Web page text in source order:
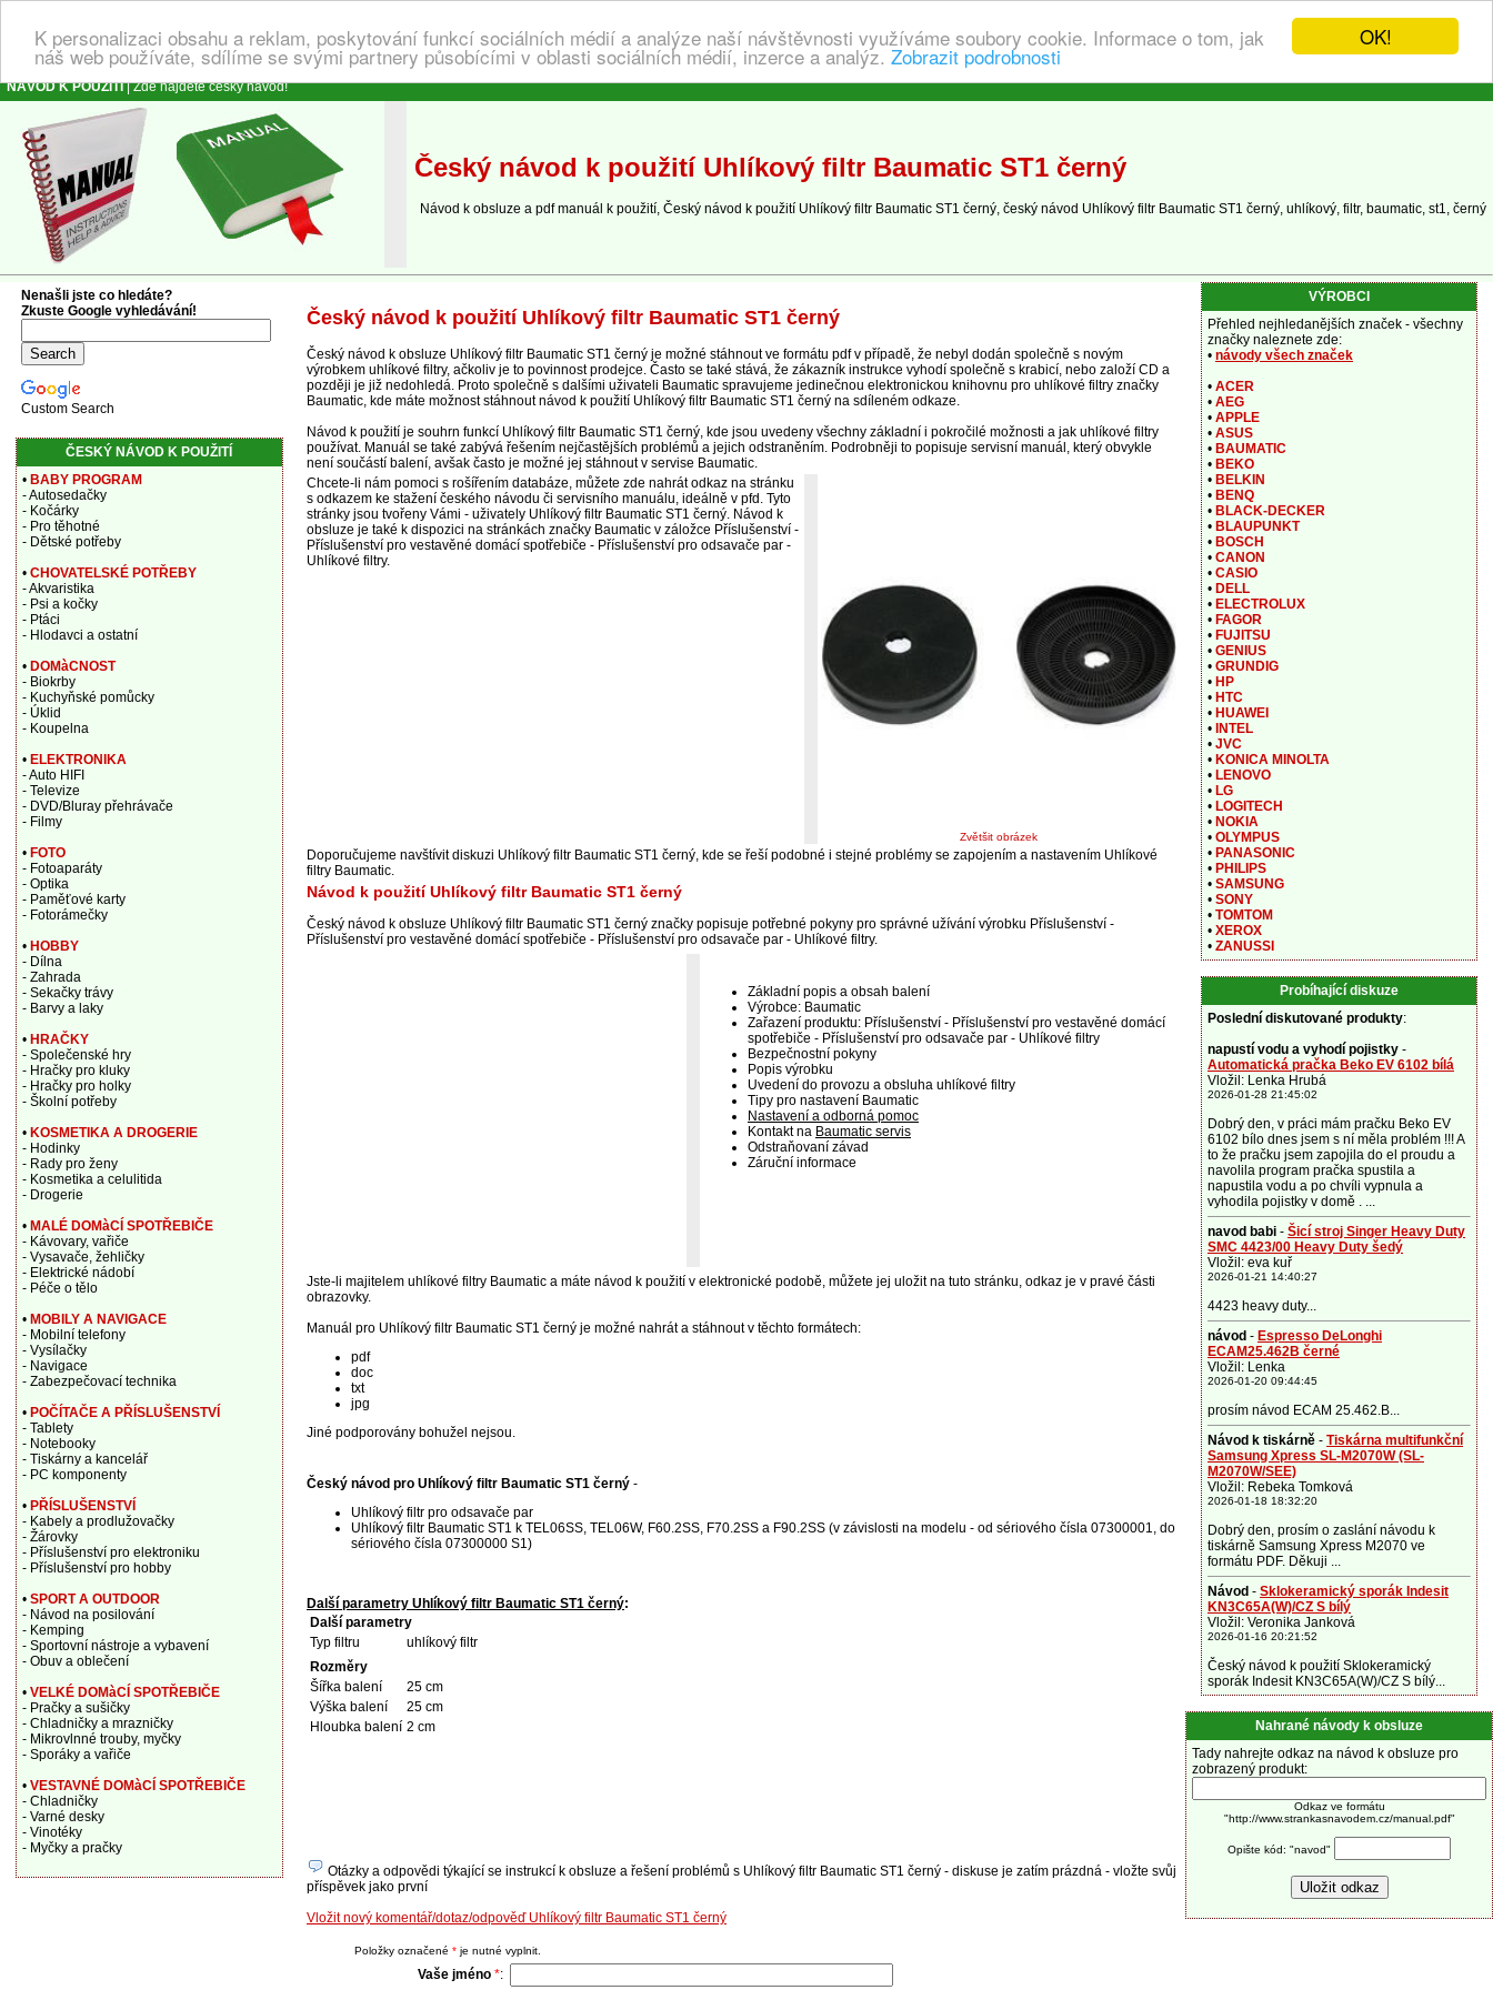
OK!
K personalizaci obsahu a reklam, poskytování funkcí sociálních médií a analýze naší návštěvnosti využíváme soubory cookie. Informace o tom, jak
náš web používáte, sdílíme se svými partnery působícími v oblasti sociálních médií, inzerce a analýz. Zobrazit podrobnosti
NÁVOD K POUŽITÍ| Zde najdete český návod!
Český návod k použití Uhlíkový filtr Baumatic ST1 černý
Návod k obsluze a pdf manuál k použití, Český návod k použití Uhlíkový filtr Baumatic ST1 černý, český návod Uhlíkový filtr Baumatic ST1 černý, uhlíkový, filtr, baumatic, st1, černý
Český návod k použití Uhlíkový filtr Baumatic ST1 černý
Český návod k obsluze Uhlíkový filtr Baumatic ST1 černý je možné stáhnout ve formátu pdf v případě, že nebyl dodán společně s novým
výrobkem uhlíkové filtry, ačkoliv je to povinnost prodejce. Často se také stává, že zákazník instrukce vyhodí společně s krabicí, nebo založí CD a
později je již nedohledá. Proto společně s dalšími uživateli Baumatic spravujeme jedinečnou elektronickou knihovnu pro uhlíkové filtry značky
Baumatic, kde máte možnost stáhnout návod k použití Uhlíkový filtr Baumatic ST1 černý na sdíleném odkaze.
Návod k použití je souhrn funkcí Uhlíkový filtr Baumatic ST1 černý, kde jsou uvedeny všechny základní i pokročilé možnosti a jak uhlíkové filtry
používat. Manuál se také zabývá řešením nejčastějších problémů a jejich odstraněním. Podrobněji to popisuje servisní manuál, který obvykle
není součástí balení, avšak často je možné jej stáhnout v servise Baumatic.
Chcete-li nám pomoci s rošířením databáze, můžete zde nahrát odkaz na stránku
s odkazem ke stažení českého návodu či servisního manuálu, ideálně v pfd. Tyto
stránky jsou tvořeny Vámi - uživately Uhlíkový filtr Baumatic ST1 černý. Návod k
obsluze je také k dispozici na stránkách značky Baumatic v záložce Příslušenství -
Příslušenství pro vestavěné domácí spotřebiče - Příslušenství pro odsavače par -
Uhlíkové filtry.
Zvětšit obrázek
Doporučujeme navštívit diskuzi Uhlíkový filtr Baumatic ST1 černý, kde se řeší podobné i stejné problémy se zapojením a nastavením Uhlíkové
filtry Baumatic.
Návod k použití Uhlíkový filtr Baumatic ST1 černý
Český návod k obsluze Uhlíkový filtr Baumatic ST1 černý značky popisuje potřebné pokyny pro správné užívání výrobku Příslušenství -
Příslušenství pro vestavěné domácí spotřebiče - Příslušenství pro odsavače par - Uhlíkové filtry.
Základní popis a obsah balení
Výrobce: Baumatic
Zařazení produktu: Příslušenství - Příslušenství pro vestavěné domácí
spotřebiče - Příslušenství pro odsavače par - Uhlíkové filtry
Bezpečnostní pokyny
Popis výrobku
Uvedení do provozu a obsluha uhlíkové filtry
Tipy pro nastavení Baumatic
Nastavení a odborná pomoc
Kontakt na Baumatic servis
Odstraňovaní závad
Záruční informace
Jste-li majitelem uhlíkové filtry Baumatic a máte návod k použití v elektronické podobě, můžete jej uložit na tuto stránku, odkaz je v pravé části
obrazovky.
Manuál pro Uhlíkový filtr Baumatic ST1 černý je možné nahrát a stáhnout v těchto formátech:
pdf
doc
txt
jpg
Jiné podporovány bohužel nejsou.
Český návod pro Uhlíkový filtr Baumatic ST1 černý -
Uhlíkový filtr pro odsavače par
Uhlíkový filtr Baumatic ST1 k TEL06SS, TEL06W, F60.2SS, F70.2SS a F90.2SS (v závislosti na modelu - od sériového čísla 07300001, do
sériového čísla 07300000 S1)
Další parametry Uhlíkový filtr Baumatic ST1 černý:
Další parametry
Typ filtru
uhlíkový filtr
Rozměry
Šířka balení
25 cm
Výška balení
25 cm
Hloubka balení 2 cm
Otázky a odpovědi týkající se instrukcí k obsluze a řešení problémů s Uhlíkový filtr Baumatic ST1 černý - diskuse je zatím prázdná - vložte svůj
příspěvek jako první
Vložit nový komentář/dotaz/odpověď Uhlíkový filtr Baumatic ST1 černý
Položky označené *je nutné vyplnit.
Vaše jméno *:
Nenašli jste co hledáte?
Zkuste Google vyhledávání!
Custom Search
ČESKÝ NÁVOD K POUŽITÍ
• BABY PROGRAM
- Autosedačky
- Kočárky
- Pro těhotné
- Dětské potřeby
• CHOVATELSKÉ POTŘEBY
- Akvaristika
- Psi a kočky
- Ptáci
- Hlodavci a ostatní
• DOMàCNOST
- Biokrby
- Kuchyňské pomůcky
- Úklid
- Koupelna
• ELEKTRONIKA
- Auto HIFI
- Televize
- DVD/Bluray přehrávače
- Filmy
• FOTO
- Fotoaparáty
- Optika
- Paměťové karty
- Fotorámečky
• HOBBY
- Dílna
- Zahrada
- Sekačky trávy
- Barvy a laky
• HRAČKY
- Společenské hry
- Hračky pro kluky
- Hračky pro holky
- Školní potřeby
• KOSMETIKA A DROGERIE
- Hodinky
- Rady pro ženy
- Kosmetika a celulitida
- Drogerie
• MALÉ DOMàCÍ SPOTŘEBIČE
- Kávovary, vařiče
- Vysavače, žehličky
- Elektrické nádobí
- Péče o tělo
• MOBILY A NAVIGACE
- Mobilní telefony
- Vysílačky
- Navigace
- Zabezpečovací technika
• POČÍTAČE A PŘÍSLUŠENSTVÍ
- Tablety
- Notebooky
- Tiskárny a kancelář
- PC komponenty
• PŘÍSLUŠENSTVÍ
- Kabely a prodlužovačky
- Žárovky
- Příslušenství pro elektroniku
- Příslušenství pro hobby
• SPORT A OUTDOOR
- Návod na posilování
- Kemping
- Sportovní nástroje a vybavení
- Obuv a oblečení
• VELKÉ DOMàCÍ SPOTŘEBIČE
- Pračky a sušičky
- Chladničky a mrazničky
- Mikrovlnné trouby, myčky
- Sporáky a vařiče
• VESTAVNÉ DOMàCÍ SPOTŘEBIČE
- Chladničky
- Varné desky
- Vinotéky
- Myčky a pračky
VÝROBCI
Přehled nejhledanějších značek - všechny
značky naleznete zde:
• návody všech značek
• ACER
• AEG
• APPLE
• ASUS
• BAUMATIC
• BEKO
• BELKIN
• BENQ
• BLACK-DECKER
• BLAUPUNKT
• BOSCH
• CANON
• CASIO
• DELL
• ELECTROLUX
• FAGOR
• FUJITSU
• GENIUS
• GRUNDIG
• HP
• HTC
• HUAWEI
• INTEL
• JVC
• KONICA MINOLTA
• LENOVO
• LG
• LOGITECH
• NOKIA
• OLYMPUS
• PANASONIC
• PHILIPS
• SAMSUNG
• SONY
• TOMTOM
• XEROX
• ZANUSSI
Probíhající diskuze
Poslední diskutované produkty:
napustí vodu a vyhodí pojistky -
Automatická pračka Beko EV 6102 bílá
Vložil: Lenka Hrubá
2026-01-28 21:45:02
Dobrý den, v práci mám pračku Beko EV
6102 bílo dnes jsem s ní měla problém !!! A
to že pračku jsem zapojila do el proudu a
navolila program pračka spustila a
napustila vodu a po chvíli vypnula a
vyhodila pojistky v domě . ...
navod babi - Šicí stroj Singer Heavy Duty
SMC 4423/00 Heavy Duty šedý
Vložil: eva kuř
2026-01-21 14:40:27
4423 heavy duty...
návod - Espresso DeLonghi
ECAM25.462B černé
Vložil: Lenka
2026-01-20 09:44:45
prosím návod ECAM 25.462.B...
Návod k tiskárně - Tiskárna multifunkční
Samsung Xpress SL-M2070W (SL-
M2070W/SEE)
Vložil: Rebeka Tomková
2026-01-18 18:32:20
Dobrý den, prosím o zaslání návodu k
tiskárně Samsung Xpress M2070 ve
formátu PDF. Děkuji ...
Návod - Sklokeramický sporák Indesit
KN3C65A(W)/CZ S bílý
Vložil: Veronika Janková
2026-01-16 20:21:52
Český návod k použití Sklokeramický
sporák Indesit KN3C65A(W)/CZ S bílý...
Nahrané návody k obsluze
Tady nahrejte odkaz na návod k obsluze pro
zobrazený produkt:
Odkaz ve formátu
"http://www.strankasnavodem.cz/manual.pdf"
Opište kód: "navod"